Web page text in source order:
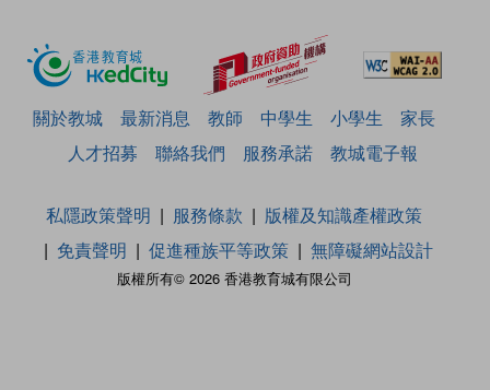
關於教城 最新消息 教師 中學生 小學生
家長
人才招募
聯絡我們 服務承諾 教城電子報
版權所有© 2026 香港教育城有限公司
私隱政策聲明 服務條款
版權及知識產權政策
免責聲明
促進種族平等政策 無障礙網站設計